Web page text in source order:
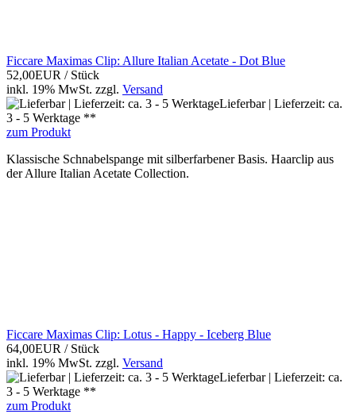
Ficcare Maximas Clip: Allure Italian Acetate - Dot Blue
52,00EUR / Stück
inkl. 19% MwSt. zzgl. Versand
Lieferbar | Lieferzeit: ca.
3 - 5 Werktage **
zum Produkt
Klassische Schnabelspange mit silberfarbener Basis. Haarclip aus
der Allure Italian Acetate Collection.
Ficcare Maximas Clip: Lotus - Happy - Iceberg Blue
64,00EUR / Stück
inkl. 19% MwSt. zzgl. Versand
Lieferbar | Lieferzeit: ca.
3 - 5 Werktage **
zum Produkt